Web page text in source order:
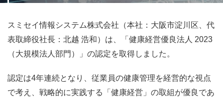
スミセイ情報システム株式会社（本社：大阪市淀川区、代
表取締役社長：北越 浩和）は、「健康経営優良法人 2023
（大規模法人部門）」の認定を取得しました。
認定は4年連続となり、従業員の健康管理を経営的な視点
で考え、戦略的に実践する「健康経営」の取組が優良であ